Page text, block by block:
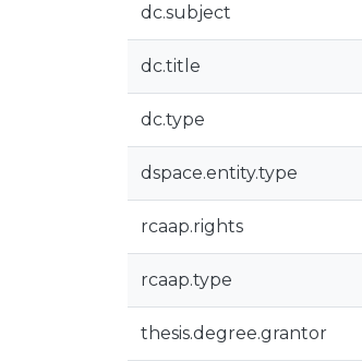
dc.subject
dc.title
dc.type
dspace.entity.type
rcaap.rights
rcaap.type
thesis.degree.grantor